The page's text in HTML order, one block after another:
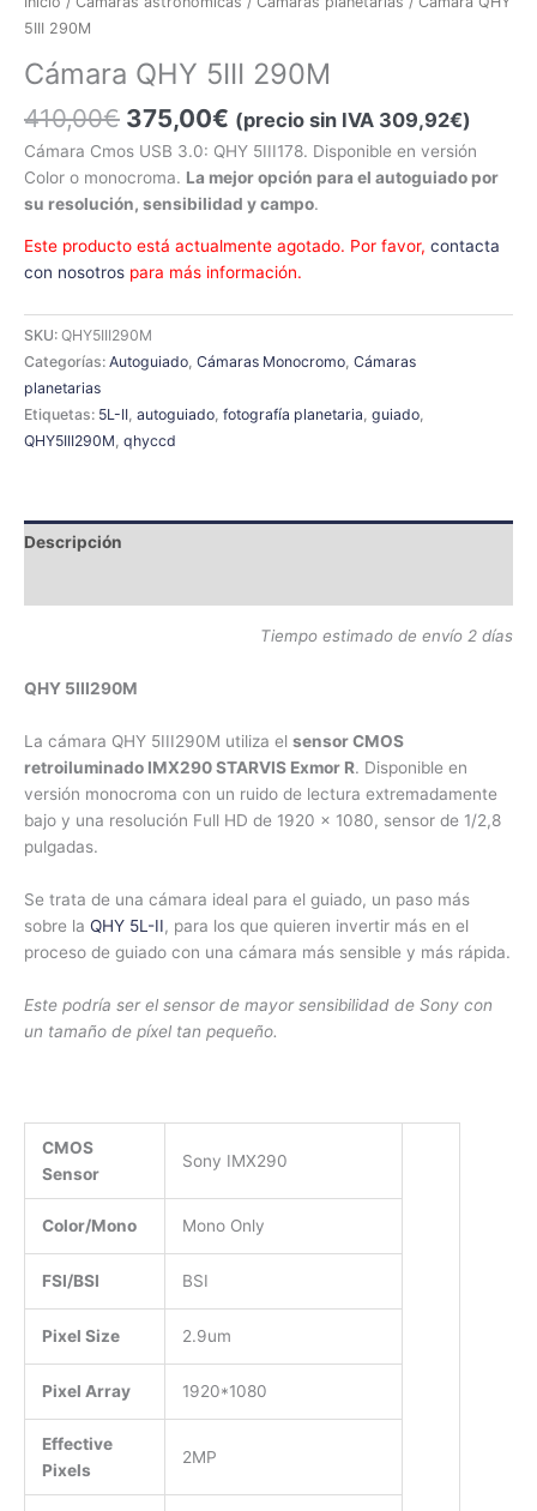
5III 290M
Cámara QHY 5III 290M
410,00€ 375,00€ (precio sin IVA 309,92€)
Cámara Cmos USB 3.0: QHY 5III178. Disponible en versión
Color o monocroma. La mejor opción para el autoguiado por
su resolución, sensibilidad y campo.
Este producto está actualmente agotado. Por favor, contacta
con nosotros para más información.
SKU: QHY5III290M
Categorías: Autoguiado, Cámaras Monocromo, Cámaras
planetarias
Etiquetas: 5L-II, autoguiado, fotografía planetaria, guiado,
QHY5III290M, qhyccd
Descripción
Tiempo estimado de envío 2 días
QHY 5III290M
La cámara QHY 5III290M utiliza el sensor CMOS
retroiluminado IMX290 STARVIS Exmor R. Disponible en
versión monocroma con un ruido de lectura extremadamente
bajo y una resolución Full HD de 1920 × 1080, sensor de 1/2,8
pulgadas.
Se trata de una cámara ideal para el guiado, un paso más
sobre la QHY 5L-II, para los que quieren invertir más en el
proceso de guiado con una cámara más sensible y más rápida.
Este podría ser el sensor de mayor sensibilidad de Sony con
un tamaño de píxel tan pequeño.
CMOS
Sensor
Sony IMX290
Color/Mono Mono Only
FSI/BSI BSI
Pixel Size 2.9um
Pixel Array 1920*1080
Effective
Pixels
2MP